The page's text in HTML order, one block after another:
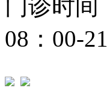
门诊时间
08：00-